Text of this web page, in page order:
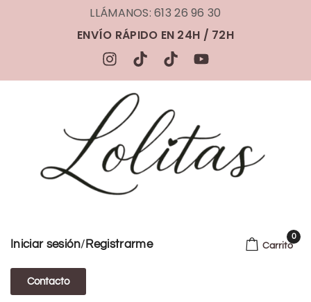
LLÁMANOS: 613 26 96 30
ENVÍO RÁPIDO EN 24H / 72H
Iniciar sesión/ Registrarme
Contacto
Carrito
0